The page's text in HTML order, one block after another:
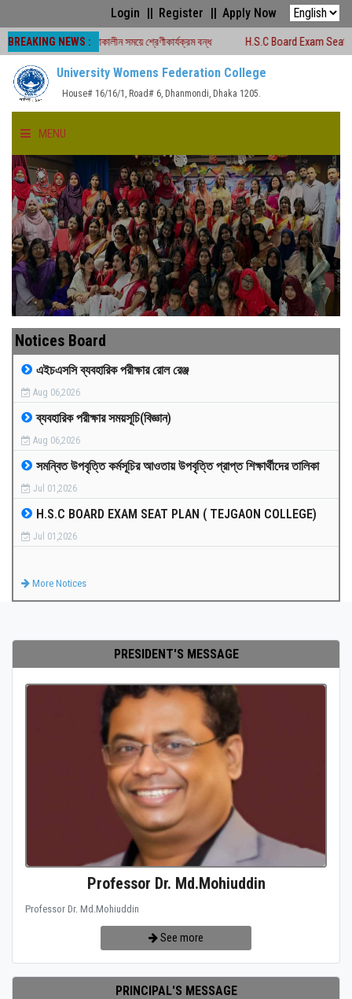
Login Register Apply Now
BREAKING NEWS :
-২০২৬ চলাকালীন সময়ে শ্রেণীকার্যক্রম বন্ধ H.S.C Board Exam Seat Plan (
University Womens Federation College
House# 16/16/1, Road# 6, Dhanmondi, Dhaka 1205.
MENU
HOME
ABOUT US
FACULTIES
ACADEMICS
GALLERY
MEDIA
PAYMENT
CO-CURRICULUM
RESULTS
Notices Board
এইচএসসি ব্যবহারিক পরীক্ষার রোল রেঞ্জ
Aug 06,2026
ব্যবহারিক পরীক্ষার সময়সূচি(বিজ্ঞান)
Aug 06,2026
সমন্বিত উপবৃত্তি কর্মসূচির আওতায় উপবৃত্তি প্রাপ্ত শিক্ষার্থীদের তালিকা
Jul 01,2026
H.S.C BOARD EXAM SEAT PLAN ( TEJGAON COLLEGE)
Jul 01,2026
More Notices
PRESIDENT'S MESSAGE
Professor Dr. Md.Mohiuddin
Professor Dr. Md.Mohiuddin
See more
PRINCIPAL'S MESSAGE